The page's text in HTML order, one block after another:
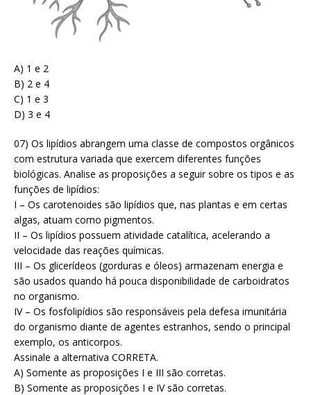
A) 1 e 2
B) 2 e 4
C) 1 e 3
D) 3 e 4
07) Os lipídios abrangem uma classe de compostos orgânicos
com estrutura variada que exercem diferentes funções
biológicas. Analise as proposições a seguir sobre os tipos e as
funções de lipídios:
I – Os carotenoides são lipídios que, nas plantas e em certas
algas, atuam como pigmentos.
II – Os lipídios possuem atividade catalítica, acelerando a
velocidade das reações químicas.
III – Os glicerídeos (gorduras e óleos) armazenam energia e
são usados quando há pouca disponibilidade de carboidratos
no organismo.
IV – Os fosfolipídios são responsáveis pela defesa imunitária
do organismo diante de agentes estranhos, sendo o principal
exemplo, os anticorpos.
Assinale a alternativa CORRETA.
A) Somente as proposições I e III são corretas.
B) Somente as proposições I e IV são corretas.